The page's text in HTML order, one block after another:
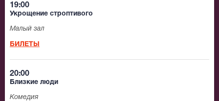
19:00
Укрощение строптивого
Малый зал
БИЛЕТЫ
20:00
Близкие люди
Комедия